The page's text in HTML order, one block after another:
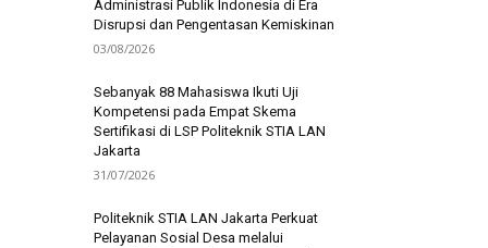
Administrasi Publik Indonesia di Era
Disrupsi dan Pengentasan Kemiskinan
03/08/2026
Sebanyak 88 Mahasiswa Ikuti Uji
Kompetensi pada Empat Skema
Sertifikasi di LSP Politeknik STIA LAN
Jakarta
31/07/2026
Politeknik STIA LAN Jakarta Perkuat
Pelayanan Sosial Desa melalui